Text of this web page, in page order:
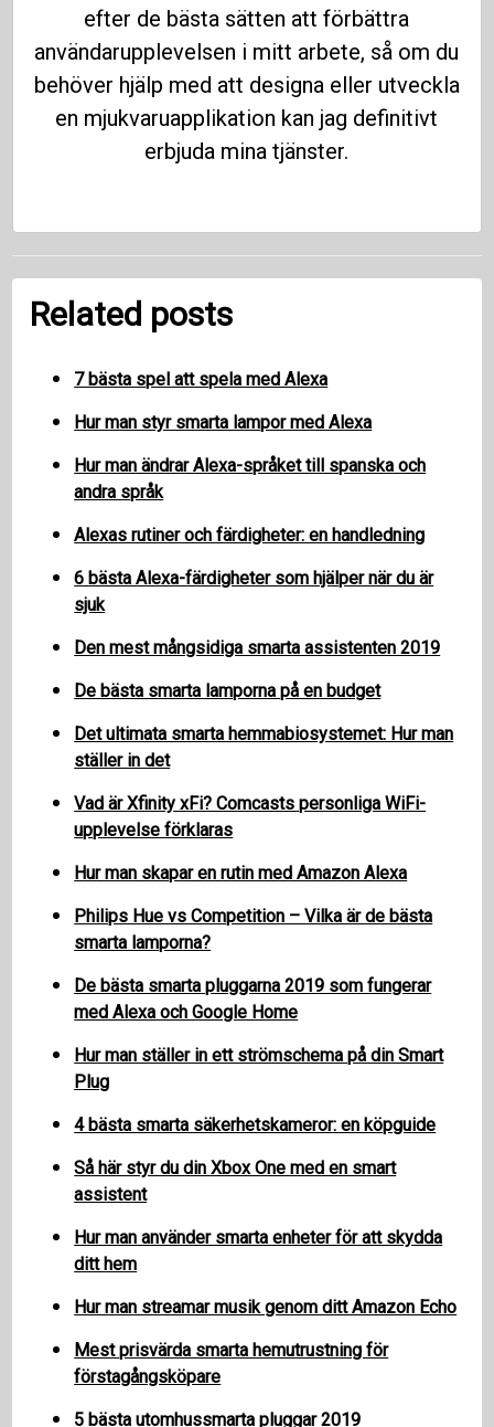
efter de bästa sätten att förbättra
användarupplevelsen i mitt arbete, så om du
behöver hjälp med att designa eller utveckla
en mjukvaruapplikation kan jag definitivt
erbjuda mina tjänster.
Related posts
7 bästa spel att spela med Alexa
Hur man styr smarta lampor med Alexa
Hur man ändrar Alexa-språket till spanska och
andra språk
Alexas rutiner och färdigheter: en handledning
6 bästa Alexa-färdigheter som hjälper när du är
sjuk
Den mest mångsidiga smarta assistenten 2019
De bästa smarta lamporna på en budget
Det ultimata smarta hemmabiosystemet: Hur man
ställer in det
Vad är Xfinity xFi? Comcasts personliga WiFi-
upplevelse förklaras
Hur man skapar en rutin med Amazon Alexa
Philips Hue vs Competition – Vilka är de bästa
smarta lamporna?
De bästa smarta pluggarna 2019 som fungerar
med Alexa och Google Home
Hur man ställer in ett strömschema på din Smart
Plug
4 bästa smarta säkerhetskameror: en köpguide
Så här styr du din Xbox One med en smart
assistent
Hur man använder smarta enheter för att skydda
ditt hem
Hur man streamar musik genom ditt Amazon Echo
Mest prisvärda smarta hemutrustning för
förstagångsköpare
5 bästa utomhussmarta pluggar 2019